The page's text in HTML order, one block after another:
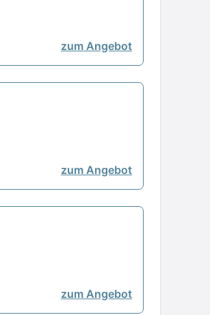
zum Angebot
zum Angebot
zum Angebot